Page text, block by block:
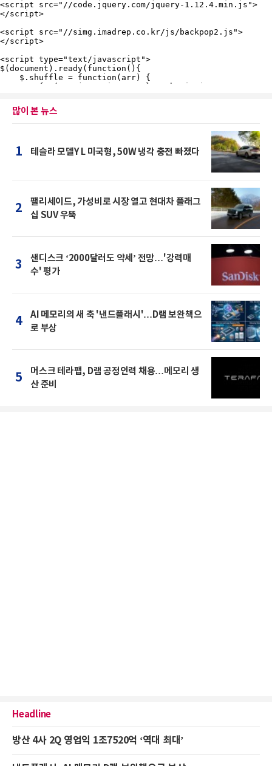
많이 본 뉴스
1 테슬라 모델Y L 미국형, 50W 냉각 충전 빠졌다
2
팰리세이드, 가성비로 시장 열고 현대차 플래그
십 SUV 우뚝
3
샌디스크 ‘2000달러도 약세’ 전망…'강력매
수' 평가
4
AI 메모리의 새 축 '낸드플래시'…D램 보완책으
로 부상
5
머스크 테라팹, D램 공정인력 채용…메모리 생
산 준비
Headline
방산 4사 2Q 영업익 1조7520억 ‘역대 최대’